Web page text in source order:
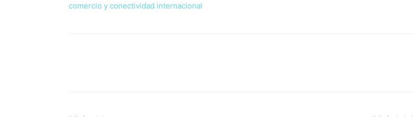
comercio y conectividad internacional